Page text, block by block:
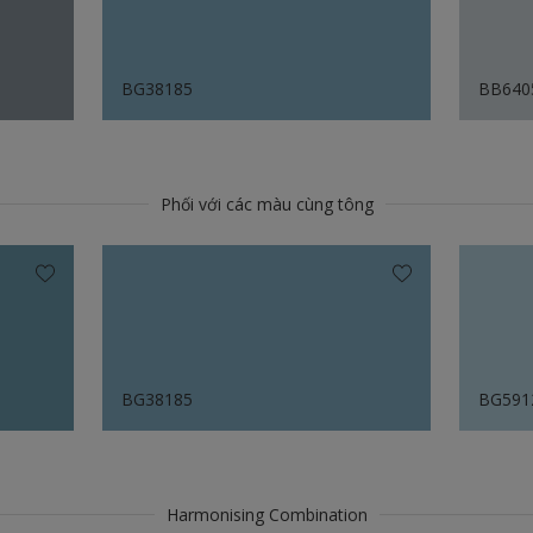
BG38185
Phối với các màu cùng tông
BG38185
Harmonising Combination